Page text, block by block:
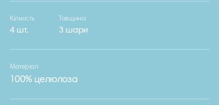
Кількість
4 шт.
Товщина
3 шари
Матеріал
100% целюлоза